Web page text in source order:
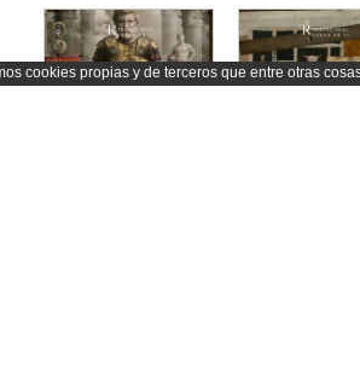
cookies propias y de terceros que entre otras